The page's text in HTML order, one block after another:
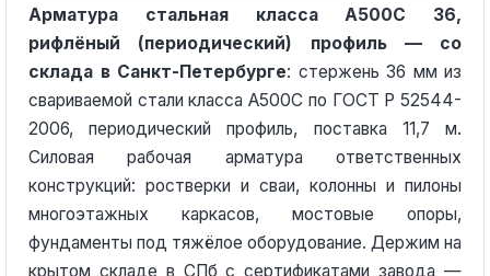
Арматура стальная класса А500С 36,
рифлёный (периодический) профиль — со
склада в Санкт-Петербурге: стержень 36 мм из
свариваемой стали класса А500С по ГОСТ Р 52544-
2006, периодический профиль, поставка 11,7 м.
Силовая рабочая арматура ответственных
конструкций: ростверки и сваи, колонны и пилоны
многоэтажных каркасов, мостовые опоры,
фундаменты под тяжёлое оборудование. Держим на
крытом складе в СПб с сертификатами завода —